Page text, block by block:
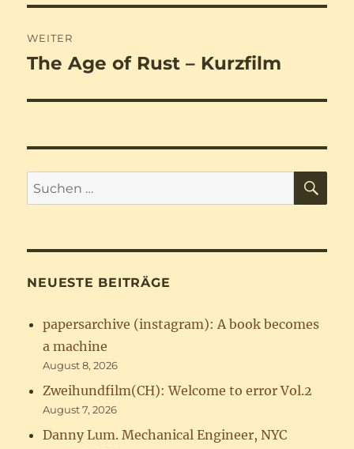
WEITER
Nächster
The Age of Rust – Kurzfilm
Suchen
nach:
NEUESTE BEITRÄGE
papersarchive (instagram): A book becomes
a machine
August 8, 2026
Zweihundfilm(CH): Welcome to error Vol.2
August 7, 2026
Danny Lum. Mechanical Engineer, NYC